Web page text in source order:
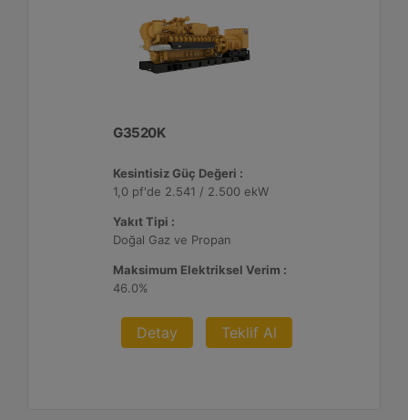
G3520K
Kesintisiz Güç Değeri :
1,0 pf'de 2.541 / 2.500 ekW
Yakıt Tipi :
Doğal Gaz ve Propan
Maksimum Elektriksel Verim :
46.0%
Detay Teklif Al